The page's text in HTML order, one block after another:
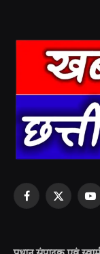
Facebook
X